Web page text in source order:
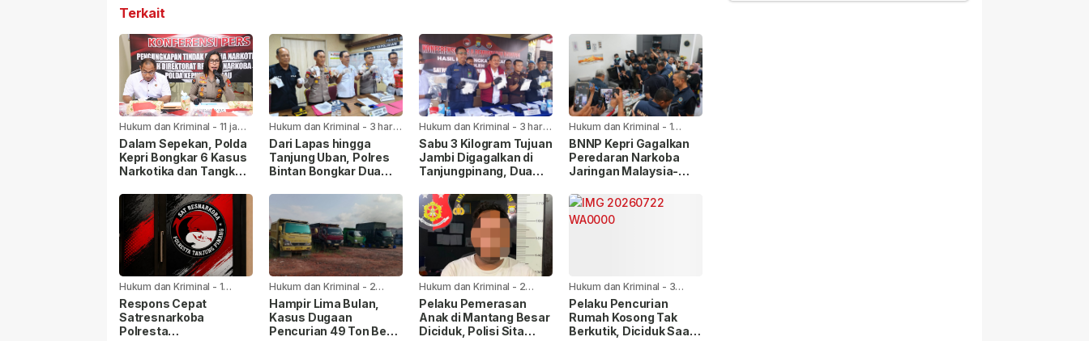
Terkait
Hukum dan Kriminal - 11 jam
yang lalu
Dalam Sepekan, Polda
Kepri Bongkar 6 Kasus
Narkotika dan Tangkap
Hukum dan Kriminal - 3 hari
yang lalu
Dari Lapas hingga
Tanjung Uban, Polres
Bintan Bongkar Dua
Tersangka Dibekuk
Hukum dan Kriminal - 3 hari
yang lalu
Sabu 3 Kilogram Tujuan
Jambi Digagalkan di
Tanjungpinang, Dua
Hukum dan Kriminal - 1
minggu yang lalu
BNNP Kepri Gagalkan
Peredaran Narkoba
Jaringan Malaysia-
Masih Diburu
Hukum dan Kriminal - 1
minggu yang lalu
Respons Cepat
Satresnarkoba
Polresta
Hukum dan Kriminal - 2
minggu yang lalu
Hampir Lima Bulan,
Kasus Dugaan
Pencurian 49 Ton Besi
Hukum dan Kriminal - 2
minggu yang lalu
Pelaku Pemerasan
Anak di Mantang Besar
Diciduk, Polisi Sita
Hukum dan Kriminal - 3
minggu yang lalu
Pelaku Pencurian
Rumah Kosong Tak
Berkutik, Diciduk Saat